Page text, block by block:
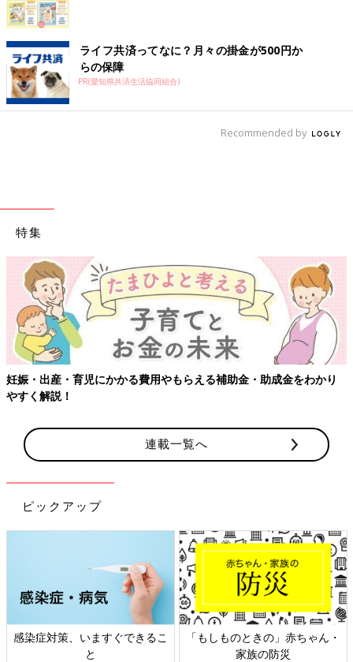
ライフ共済ってなに？月々の掛金が500円か
らの保障
PR(愛知県共済生活協同組合)
Recommended by
特集
・育児にかかる費用やもらえる補助金・助成金をわかり
！
【ワク
連載一覧へ
ピックアップ
症対策、いますぐできるこ
「もしものときの」赤ちゃん・
家族の防災
日